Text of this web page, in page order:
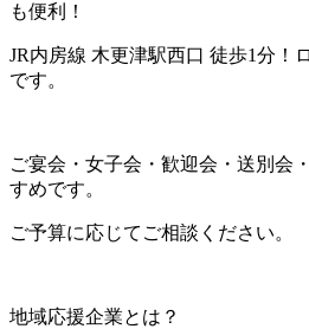
も便利！
JR内房線 木更津駅西口 徒歩1分！
です。
ご宴会・女子会・歓迎会・送別会
すめです。
ご予算に応じてご相談ください。
地域応援企業とは？